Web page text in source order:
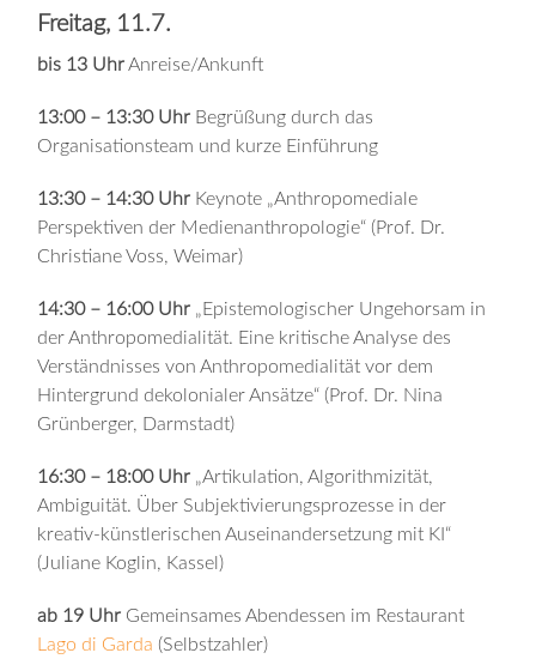
Freitag, 11.7.
bis 13 UhrAnreise/Ankunft
13:00 – 13:30 Uhr Begrüßung durch das
Organisationsteam und kurze Einführung
13:30 – 14:30 Uhr Keynote „Anthropomediale
Perspektiven der Medienanthropologie“ (Prof. Dr.
Christiane Voss, Weimar)
14:30 – 16:00 Uhr „Epistemologischer Ungehorsam in
der Anthropomedialität. Eine kritische Analyse des
Verständnisses von Anthropomedialität vor dem
Hintergrund dekolonialer Ansätze“ (Prof. Dr. Nina
Grünberger, Darmstadt)
16:30 – 18:00 Uhr „Artikulation, Algorithmizität,
Ambiguität. Über Subjektivierungsprozesse in der
kreativ-künstlerischen Auseinandersetzung mit KI“
(Juliane Koglin, Kassel)
ab 19 Uhr Gemeinsames Abendessen im Restaurant
Lago di Garda (Selbstzahler)